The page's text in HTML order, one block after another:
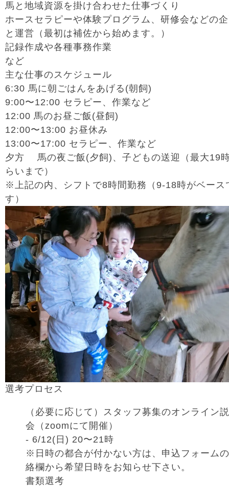
馬と地域資源を掛け合わせた仕事づくり
ホースセラピーや体験プログラム、研修会などの
と運営（最初は補佐から始めます。）
記録作成や各種事務作業
など
主な仕事のスケジュール
6:30 馬に朝ごはんをあげる(朝飼)
9:00〜12:00 セラピー、作業など
12:00 馬のお昼ご飯(昼飼)
12:00〜13:00 お昼休み
13:00〜17:00 セラピー、作業など
夕方 馬の夜ご飯(夕飼)、子どもの送迎（最大19
らいまで）
※上記の内、シフトで8時間勤務（9-18時がベース
す）
選考プロセス
（必要に応じて）スタッフ募集のオンライン
会（zoomにて開催）
- 6/12(日) 20〜21時
※日時の都合が付かない方は、申込フォーム
絡欄から希望日時をお知らせ下さい。
書類選考